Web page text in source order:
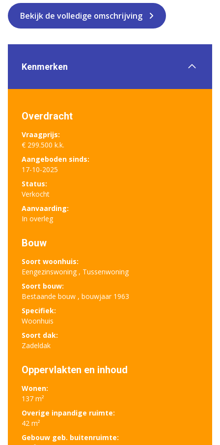
Bekijk de volledige omschrijving
Kenmerken
Overdracht
Vraagprijs:
€ 299.500 k.k.
Aangeboden sinds:
17-10-2025
Status:
Verkocht
Aanvaarding:
In overleg
Bouw
Soort woonhuis:
Eengezinswoning , Tussenwoning
Soort bouw:
Bestaande bouw , bouwjaar 1963
Specifiek:
Woonhuis
Soort dak:
Zadeldak
Oppervlakten en inhoud
Wonen:
137 m²
Overige inpandige ruimte:
42 m²
Gebouw geb. buitenruimte: